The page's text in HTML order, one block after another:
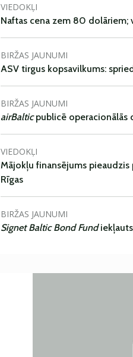
VIEDOKĻI
Naftas cena zem 80 dolāriem;
BIRŽAS JAUNUMI
ASV tirgus kopsavilkums:
BIRŽAS JAUNUMI
airBalticpublicē operacionālās
VIEDOKĻI
Mājokļu finansējums pieaudzis
Rīgas
BIRŽAS JAUNUMI
Signet Baltic Bond Fundiekļauts